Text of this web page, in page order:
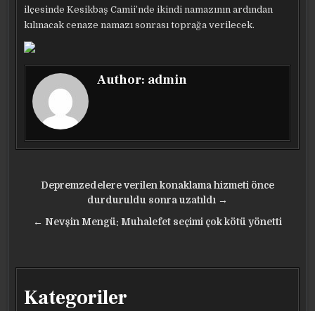
ilçesinde Kesikbaş Camii’nde ikindi namazının ardından
kılınacak cenaze namazı sonrası toprağa verilecek.
Author: admin
Yazı
gezinmesi
Depremzedelere verilen konaklama hizmeti önce
durduruldu sonra uzatıldı →
← Nevşin Mengü: Muhalefet seçimi çok kötü yönetti
Kategoriler